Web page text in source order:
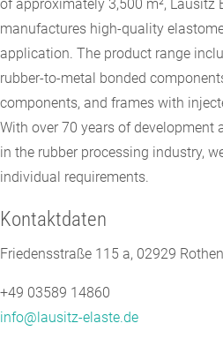
of ​​approximately 3,500 m², Lausitz
manufactures high-quality
application. The product range
rubber-to-metal bonded
components, and frames with
With over 70 years of development
in the rubber processing industry,
individual requirements.
Kontaktdaten
Friedensstraße 115 a, 02929
+49 03589 14860
info@lausitz-elaste.de